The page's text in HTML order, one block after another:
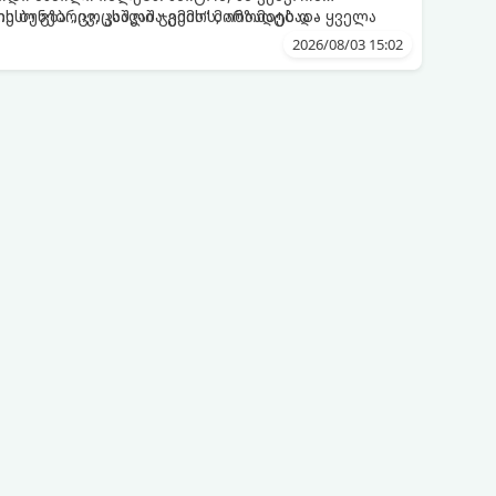
გზა „ცოცხალი ჯემის“ მომზადებაა -
ბუნებრივ, კაშკაშა გემოს, არომატს და ყველა
2026/08/03 15:02